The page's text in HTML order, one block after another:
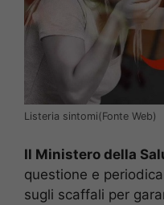
Listeria sintomi(Fonte Web)
Il Ministero della
questione e
sugli scaffali per